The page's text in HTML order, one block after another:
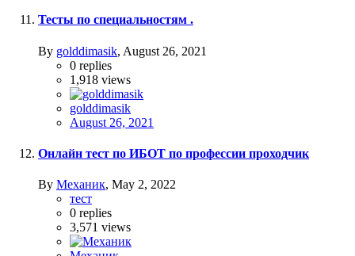
Тесты по специальностям .
By golddimasik, August 26, 2021
0 replies
1,918 views
golddimasik
August 26, 2021
Онлайн тест по ИБОТ по профессии проходчик
By Механик, May 2, 2022
тест
0 replies
3,571 views